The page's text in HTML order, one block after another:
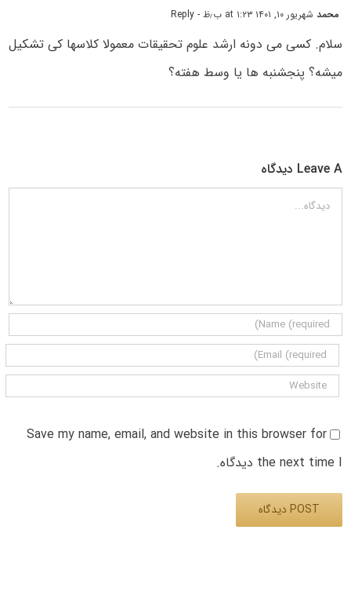
محمدشهریور ۱۰, ۱۴۰۱ at ۱:۲۳ ب٫ظ - Reply
سلام. کسی می دونه ارشد علوم تحقیقات معمولا کلاسها کی تشکیل
میشه؟ پنجشنبه ها یا وسط هفته؟
Leave A دیدگاه
دیدگاه
Save my name, email, and website in this browser for
the next time I دیدگاه.